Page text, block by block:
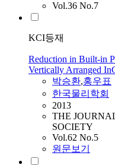
Vol.36 No.7
KCI등재
Reduction in Built-in
Vertically Arranged
박승환,홍우표
한국물리학회
2013
THE
SOCIETY
Vol.62 No.5
원문보기